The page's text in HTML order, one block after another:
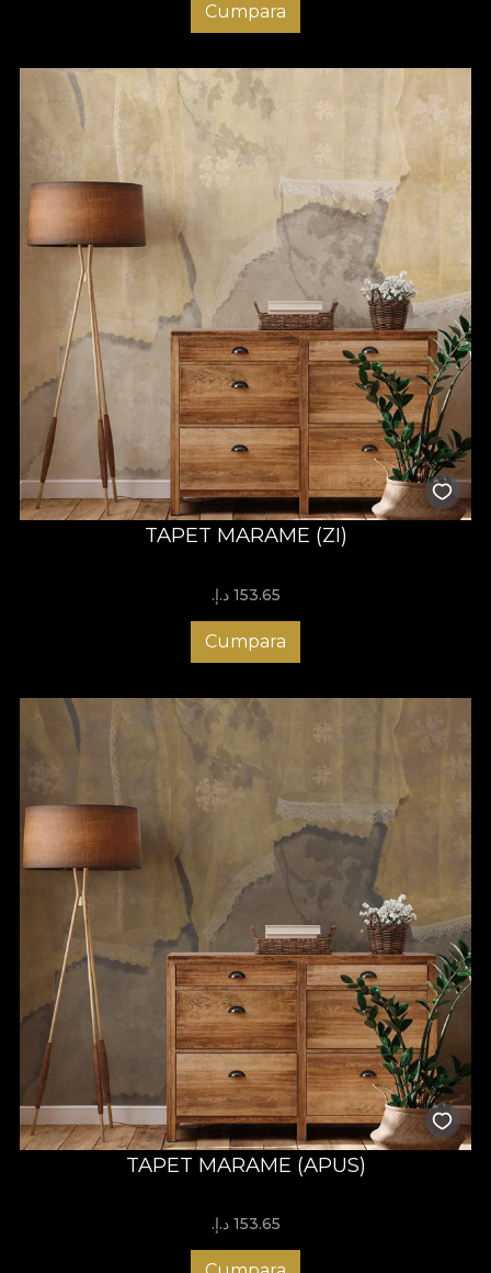
Cumpara
TAPET MARAME (ZI)
153.65 د.إ.‏
Cumpara
TAPET MARAME (APUS)
153.65 د.إ.‏